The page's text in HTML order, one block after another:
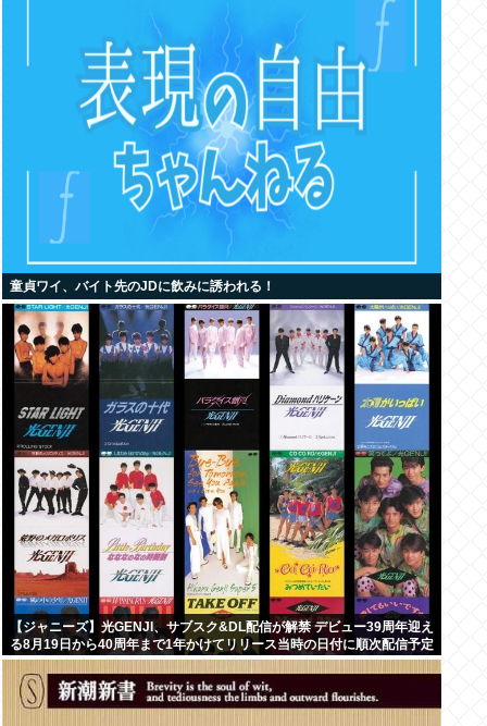
童貞ワイ、バイト先のJDに飲みに誘われる！
【ジャニーズ】光GENJI、サブスク&DL配信が解禁 デビュー39周年迎え
る8月19日から40周年まで1年かけてリリース当時の日付に順次配信予定